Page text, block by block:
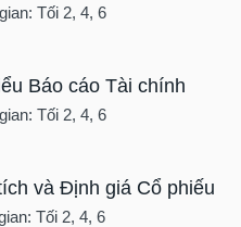
Tối 2, 4, 6
Báo cáo Tài chính
Tối 2, 4, 6
và Định giá Cổ phiếu
Tối 2, 4, 6